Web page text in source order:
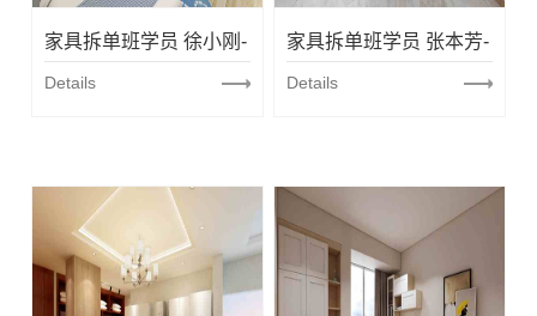
家具拆单班学员 徐小刚-
卧室衣柜
Details
家具拆单班学员 张本芳-
餐边柜
Details